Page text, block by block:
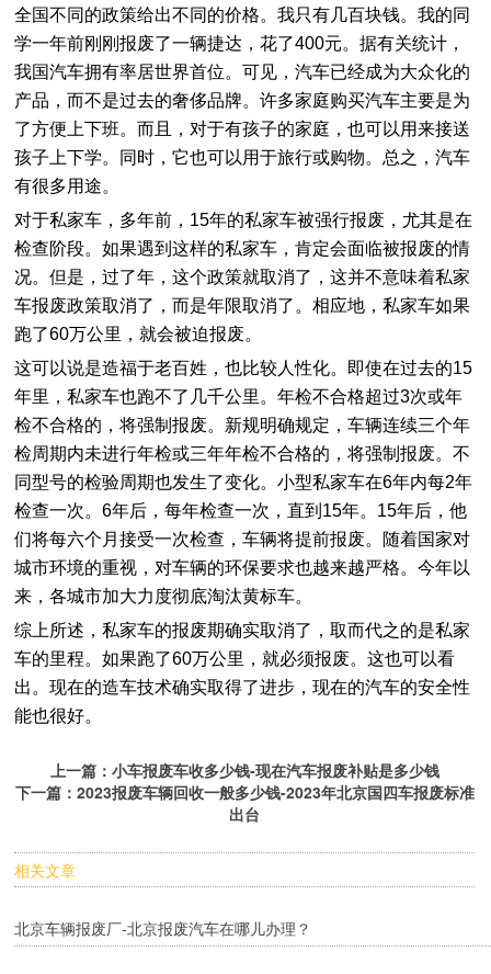
全国不同的政策给出不同的价格。我只有几百块钱。我的同
学一年前刚刚报废了一辆捷达，花了400元。据有关统计，
我国汽车拥有率居世界首位。可见，汽车已经成为大众化的
产品，而不是过去的奢侈品牌。许多家庭购买汽车主要是为
了方便上下班。而且，对于有孩子的家庭，也可以用来接送
孩子上下学。同时，它也可以用于旅行或购物。总之，汽车
有很多用途。
对于私家车，多年前，15年的私家车被强行报废，尤其是在
检查阶段。如果遇到这样的私家车，肯定会面临被报废的情
况。但是，过了年，这个政策就取消了，这并不意味着私家
车报废政策取消了，而是年限取消了。相应地，私家车如果
跑了60万公里，就会被迫报废。
这可以说是造福于老百姓，也比较人性化。即使在过去的15
年里，私家车也跑不了几千公里。年检不合格超过3次或年
检不合格的，将强制报废。新规明确规定，车辆连续三个年
检周期内未进行年检或三年年检不合格的，将强制报废。不
同型号的检验周期也发生了变化。小型私家车在6年内每2年
检查一次。6年后，每年检查一次，直到15年。15年后，他
们将每六个月接受一次检查，车辆将提前报废。随着国家对
城市环境的重视，对车辆的环保要求也越来越严格。今年以
来，各城市加大力度彻底淘汰黄标车。
综上所述，私家车的报废期确实取消了，取而代之的是私家
车的里程。如果跑了60万公里，就必须报废。这也可以看
出。现在的造车技术确实取得了进步，现在的汽车的安全性
能也很好。
上一篇： 小车报废车收多少钱-现在汽车报废补贴是多少钱
下一篇： 2023报废车辆回收一般多少钱-2023年北京国四车报废标准
出台
相关文章
北京车辆报废厂-北京报废汽车在哪儿办理？